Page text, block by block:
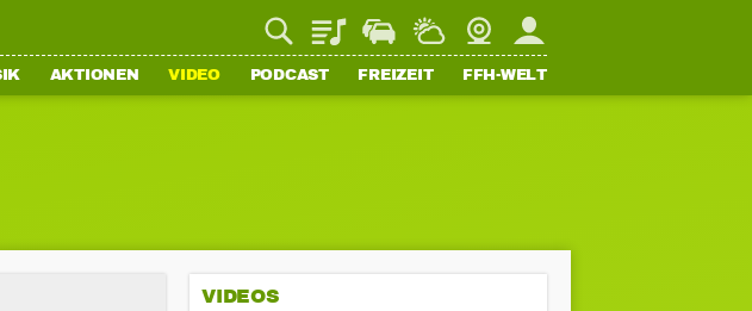
PlaylistStaupilotWetterWebcamMein FFH
AKTIONEN VIDEO PODCAST FREIZEIT FFH-WELT
VIDEOS